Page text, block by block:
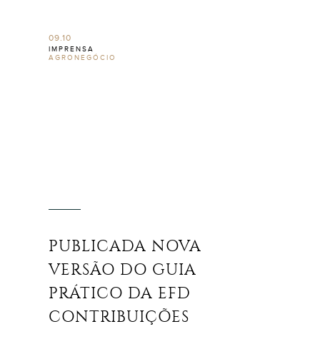
09.10
IMPRENSA
AGRONEGÓCIO
PUBLICADA NOVA
VERSÃO DO GUIA
PRÁTICO DA EFD
CONTRIBUIÇÕES